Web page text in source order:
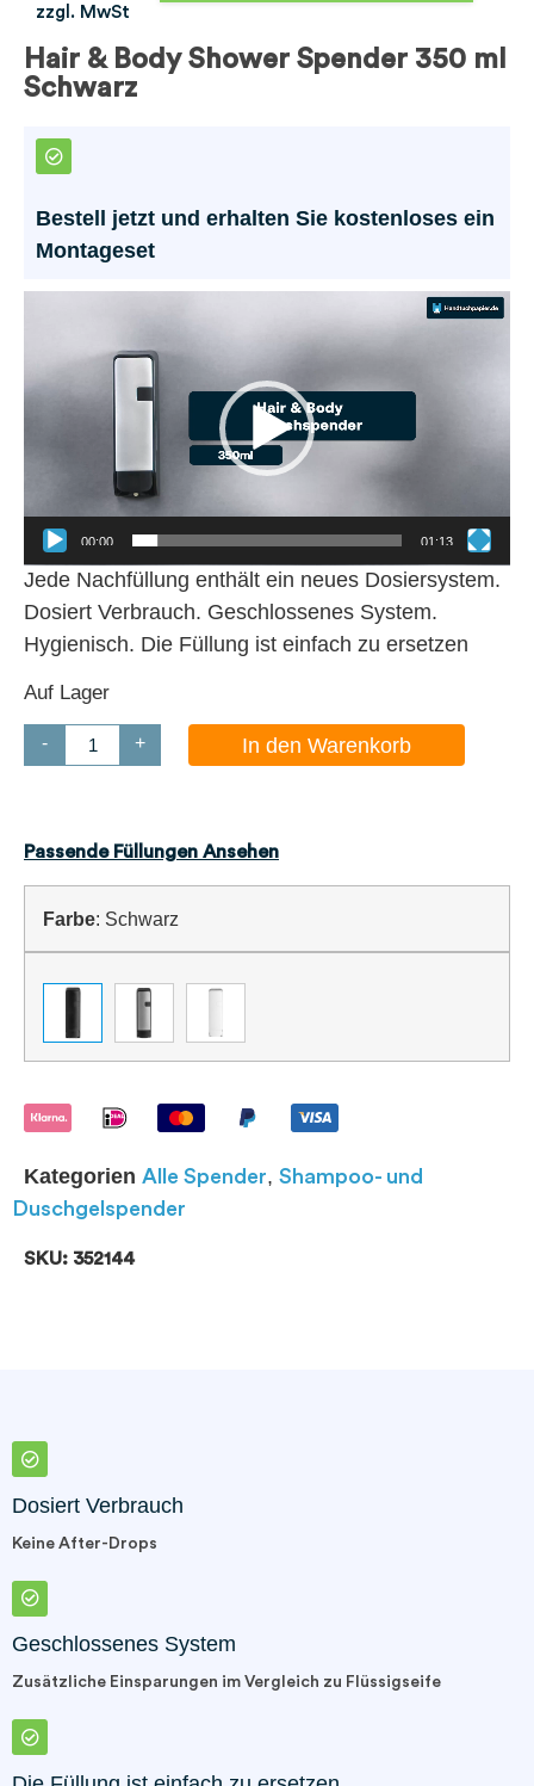
zzgl. MwSt
Hair & Body Shower Spender 350 ml
Schwarz
Bestell jetzt und erhalten Sie kostenloses ein
Montageset
00:00 01:13
Jede Nachfüllung enthält ein neues Dosiersystem.
Dosiert Verbrauch. Geschlossenes System.
Hygienisch. Die Füllung ist einfach zu ersetzen
Auf Lager
- + In den Warenkorb
Passende Füllungen Ansehen
Farbe: Schwarz
Kategorien Alle Spender, Shampoo- und
Duschgelspender
SKU: 352144
Dosiert Verbrauch
Keine After-Drops
Geschlossenes System
Zusätzliche Einsparungen im Vergleich zu Flüssigseife